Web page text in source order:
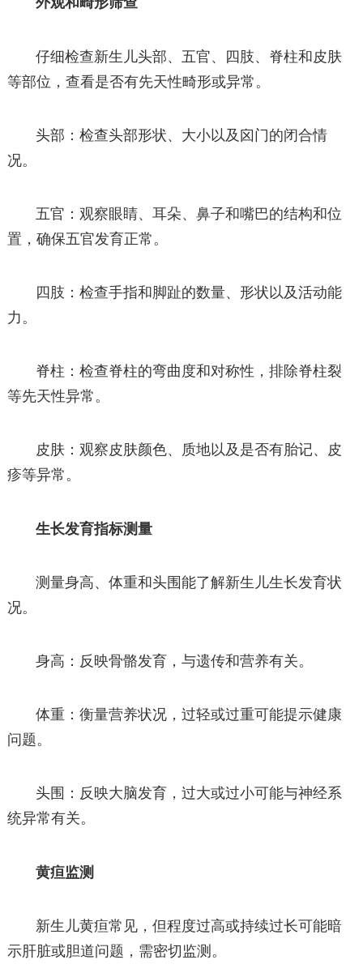
仔细检查新生儿头部、五官、四肢、脊柱和皮肤
等部位，查看是否有先天性畸形或异常。
头部：检查头部形状、大小以及囟门的闭合情
况。
五官：观察眼睛、耳朵、鼻子和嘴巴的结构和位
置，确保五官发育正常。
四肢：检查手指和脚趾的数量、形状以及活动能
力。
脊柱：检查脊柱的弯曲度和对称性，排除脊柱裂
等先天性异常。
皮肤：观察皮肤颜色、质地以及是否有胎记、皮
疹等异常。
生长发育指标测量
测量身高、体重和头围能了解新生儿生长发育状
况。
身高：反映骨骼发育，与遗传和营养有关。
体重：衡量营养状况，过轻或过重可能提示健康
问题。
头围：反映大脑发育，过大或过小可能与神经系
统异常有关。
黄疸监测
新生儿黄疸常见，但程度过高或持续过长可能暗
示肝脏或胆道问题，需密切监测。